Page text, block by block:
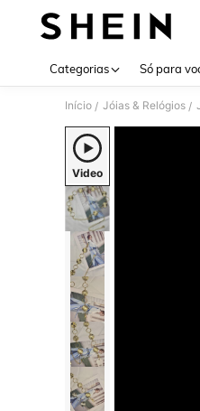
Categorias Só para
Início / Jóias & Relógios /
Video